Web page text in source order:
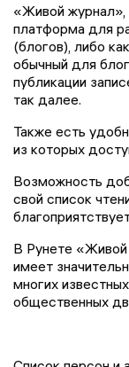
«Живой
платформа для
(блогов), либо
обычный для
публикации
так далее.
Также есть
из которых
Возможность
свой список
В Рунете «Живой
имеет
многих
общественных